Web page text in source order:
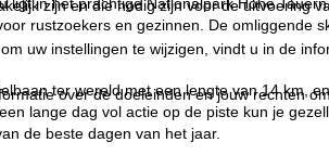
zijn en die nodig zijn voor de uitvoering
uw instellingen te wijzigen, vindt u in de
over de doeleinden en jouw rechten
rustzoekers en gezinnen. De omliggende
ter wereld met een lengte van 14 km,
lange dag vol actie op de piste kun je
de beste dagen van het jaar.